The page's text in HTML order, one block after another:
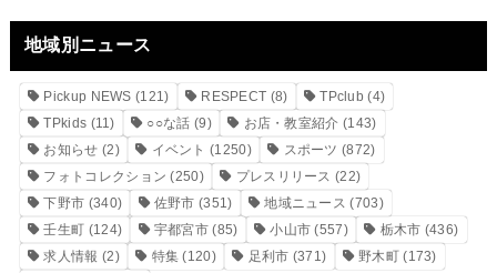
地域別ニュース
Pickup NEWS (121) RESPECT (8) TPclub (4)
TPkids (11) ○○な話 (9) お店・教室紹介 (143)
お知らせ (2) イベント (1250) スポーツ (872)
フォトコレクション (250) プレスリリース (22)
下野市 (340) 佐野市 (351) 地域ニュース (703)
壬生町 (124) 宇都宮市 (85) 小山市 (557) 栃木市 (436)
求人情報 (2) 特集 (120) 足利市 (371) 野木町(173)